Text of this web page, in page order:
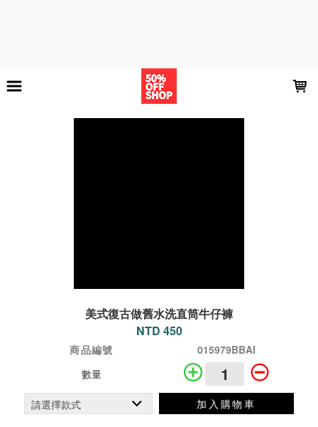
美式復古做舊水洗直筒牛仔褲
NTD 450
商品編號
015979BBAI
數量
加入購物車